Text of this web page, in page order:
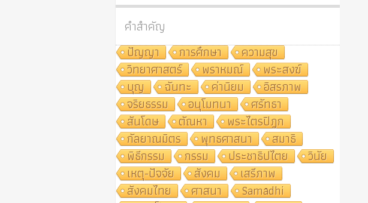
คำสำคัญ
ปัญญา
การศึกษา
ความสุข
วิทยาศาสตร์
พราหมณ์
พระสงฆ์
บุญ
ฉันทะ ค่านิยม
อิสรภาพ
จริยธรรม
อนุโมทนา
ศรัทธา
สันโดษ
ตัณหา
พระไตรปิฎก
กัลยาณมิตร
พุทธศาสนา
สมาธิ
พิธีกรรม
กรรม ประชาธิปไตย
วินัย
เหตุ-ปัจจัย
สังคม
เสรีภาพ
สังคมไทย
ศาสนา
Samādhi